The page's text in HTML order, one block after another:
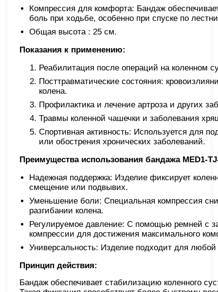
Компрессия для комфорта: Бандаж
боль при ходьбе, особенно при спуске по
Общая высота : 25 см.
Показания к применению:
Реабилитация после операций на коленном
Посттравматические состояния:
колена.
Профилактика и лечение артроза и других
Травмы коленной чашечки и заболевания
Спортивная активность: Используется для
или обострения хронических заболеваний.
Преимущества использования бандажа MED1-
Надежная поддержка: Изделие фиксирует
смещение или подвывих.
Уменьшение боли: Специальная компрессия
разгибании колена.
Регулируемое давление: С помощью ремней с
компрессии для достижения максимального
Универсальность: Изделие подходит для
Принцип действия:
Бандаж обеспечивает стабилизацию коленного